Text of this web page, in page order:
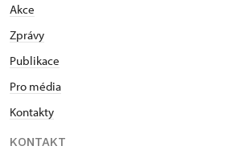
Akce
Zprávy
Publikace
Pro média
Kontakty
KONTAKT